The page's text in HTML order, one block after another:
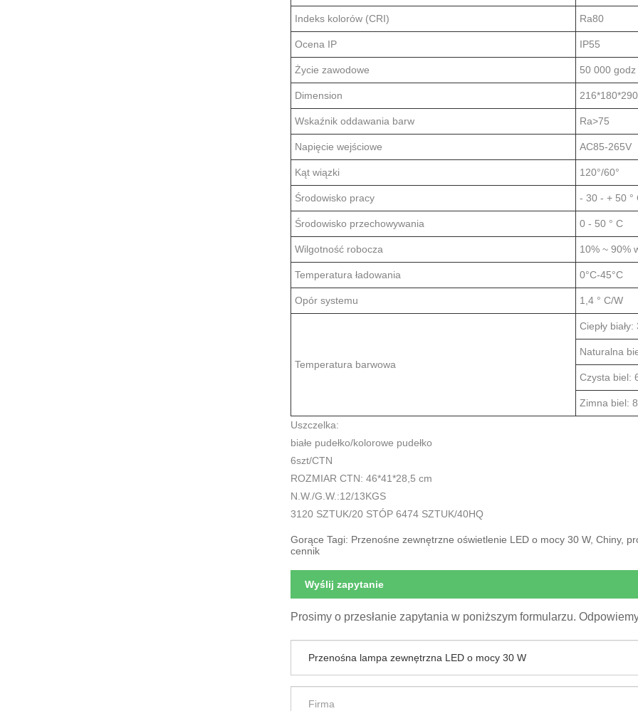
Indeks kolorów (CRI) Ra80
Ocena IP IP55
Życie zawodowe 50 000 godz
Dimension
Wskaźnik oddawania barw Ra>75
Napięcie wejściowe AC85-265V
Kąt wiązki 120°/60°
Środowisko pracy - 30 - + 50 °
Środowisko przechowywania 0 - 50 ° C
Wilgotność robocza 10% ~ 90%
Temperatura ładowania 0°C-45°C
Opór systemu 1,4 ° C/W
Temperatura barwowa
Ciepły
Naturalna
Czysta biel:
Zimna biel:
Uszczelka:
białe pudełko/kolorowe pudełko
6szt/CTN
ROZMIAR CTN: 46*41*28,5 cm
N.W./G.W.:12/13KGS
3120 SZTUK/20 STÓP 6474 SZTUK/40HQ
Gorące Tagi: Przenośne zewnętrzne oświetlenie LED o mocy 30 W, Chiny,
cennik
Wyślij zapytanie
Prosimy o przesłanie zapytania w poniższym formularzu.